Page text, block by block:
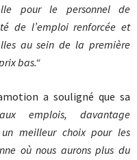
pour le personnel de
de l’emploi renforcée et
au sein de la première
bas.“
a souligné que sa
emplois, davantage
un meilleur choix pour les
où nous aurons plus du